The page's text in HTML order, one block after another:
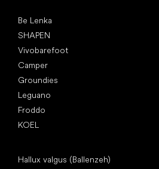
Be Lenka
SHAPEN
Vivobarefoot
Camper
Groundies
Leguano
Froddo
KOEL
Hallux valgus (Ballenzeh)